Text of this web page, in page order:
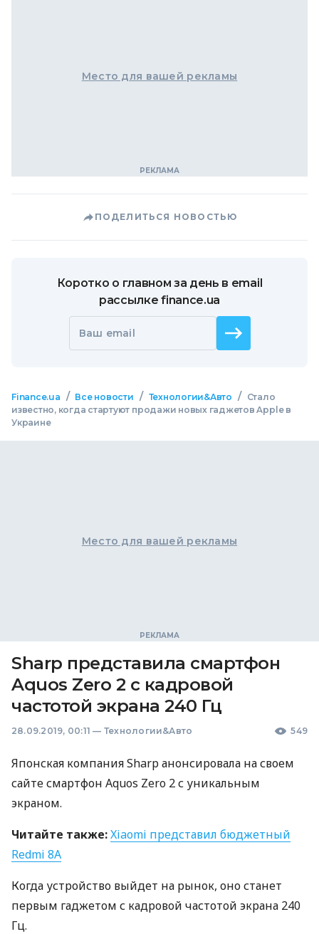
Место для вашей рекламы
ПОДЕЛИТЬСЯ НОВОСТЬЮ
Коротко о главном за день в email
рассылке finance.ua
Ваш email
Finance.ua / Все новости / Технологии&Авто /
Стало
известно, когда стартуют продажи новых гаджетов Apple в
Украине
Место для вашей рекламы
Sharp представила смартфон
Aquos Zero 2 с кадровой
частотой экрана 240 Гц
28.09.2019, 00:11 — Технологии&Авто 549
Японская компания Sharp анонсировала на своем
сайте смартфон Aquos Zero 2 с уникальным
экраном.
Читайте также:Xiaomi представил бюджетный
Redmi 8A
Когда устройство выйдет на рынок, оно станет
первым гаджетом с кадровой частотой экрана 240
Гц.